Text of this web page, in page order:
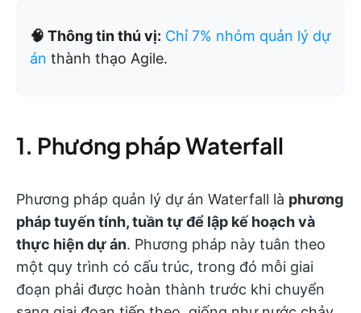
🧠 Thông tin thú vị: Chỉ 7% nhóm quản lý dự
án thành thạo Agile.
1. Phương pháp Waterfall
Phương pháp quản lý dự án Waterfall là phương
pháp tuyến tính, tuần tự để lập kế hoạch và
thực hiện dự án. Phương pháp này tuân theo
một quy trình có cấu trúc, trong đó mỗi giai
đoạn phải được hoàn thành trước khi chuyển